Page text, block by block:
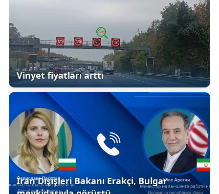
Vinyet fiyatları arttı
İran Dışişleri Bakanı Erakçi, Bulgar